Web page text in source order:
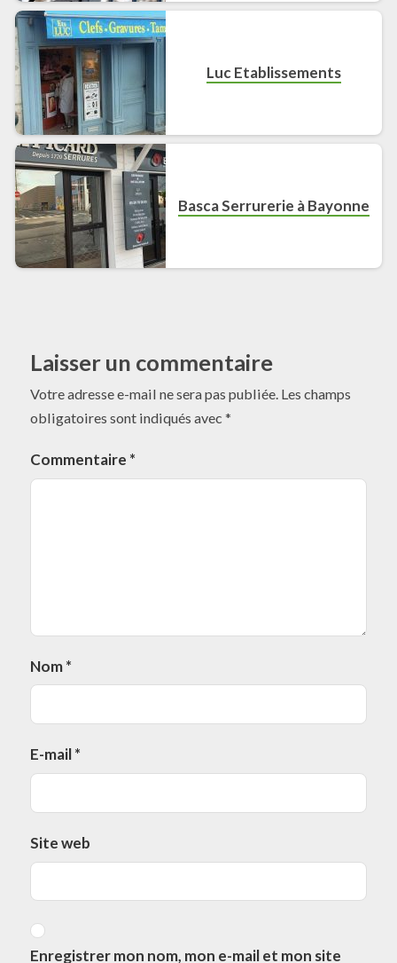
Luc Etablissements
Basca Serrurerie à Bayonne
Laisser un commentaire
Votre adresse e-mail ne sera pas publiée. Les champs
obligatoires sont indiqués avec *
Commentaire *
Nom*
E-mail*
Site web
Enregistrer mon nom, mon e-mail et mon site